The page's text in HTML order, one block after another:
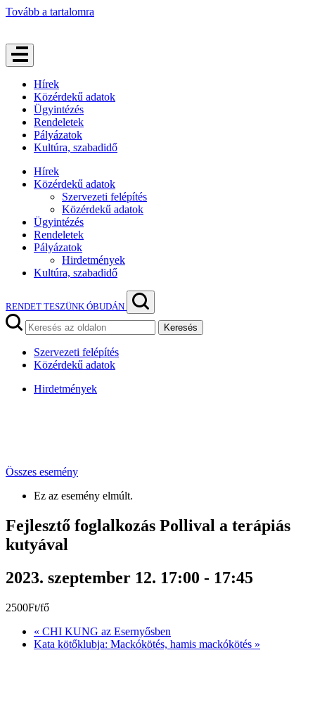
Tovább a tartalomra
Hírek
Közérdekű adatok
Ügyintézés
Rendeletek
Pályázatok
Kultúra, szabadidő
Hírek
Közérdekű adatok
Szervezeti felépítés
Közérdekű adatok
Ügyintézés
Rendeletek
Pályázatok
Hirdetmények
Kultúra, szabadidő
RENDET TESZÜNK ÓBUDÁN
Keresés
Szervezeti felépítés
Közérdekű adatok
Hirdetmények
Összes esemény
Ez az esemény elmúlt.
Fejlesztő foglalkozás Pollival a terápiás
kutyával
2023. szeptember 12. 17:00 - 17:45
2500Ft/fő
« CHI KUNG az Esernyősben
Kata kötőklubja: Mackókötés, hamis mackókötés »